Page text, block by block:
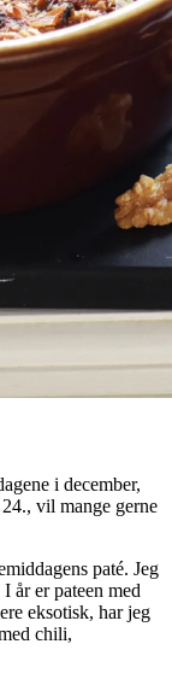
i december,
vil mange gerne
paté. Jeg
år er pateen med
eksotisk, har jeg
chili,